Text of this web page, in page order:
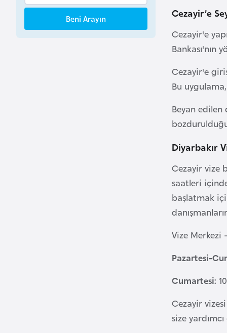
Cezayir’e
Cezayir'e
Bankası'nın
Cezayir'e
Bu
Beyan edilen
Diyarbakır
Cezayir vize
saatleri
başlatmak
Vize Merkezi
Pazartesi-
Cumartesi:
Cezayir
size
Beni Arayın
i